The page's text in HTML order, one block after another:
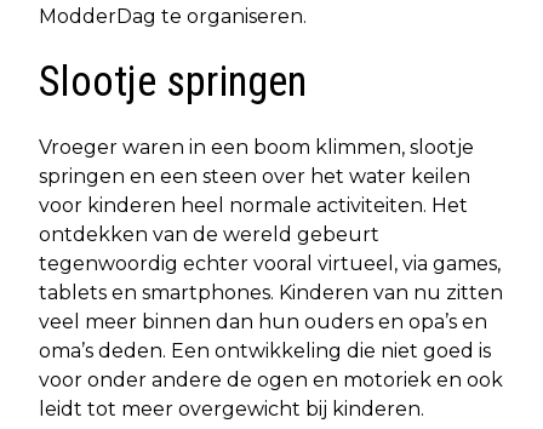
ModderDag te organiseren.
Slootje springen
Vroeger waren in een boom klimmen, slootje
springen en een steen over het water keilen
voor kinderen heel normale activiteiten. Het
ontdekken van de wereld gebeurt
tegenwoordig echter vooral virtueel, via games,
tablets en smartphones. Kinderen van nu zitten
veel meer binnen dan hun ouders en opa’s en
oma’s deden. Een ontwikkeling die niet goed is
voor onder andere de ogen en motoriek en ook
leidt tot meer overgewicht bij kinderen.